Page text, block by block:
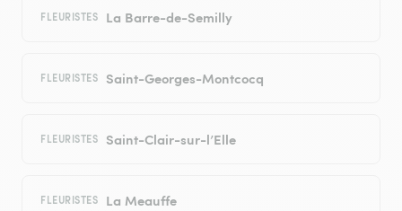
FLEURISTES La Barre-de-Semilly
FLEURISTES Saint-Georges-Montcocq
FLEURISTES Saint-Clair-sur-l’Elle
FLEURISTES La Meauffe